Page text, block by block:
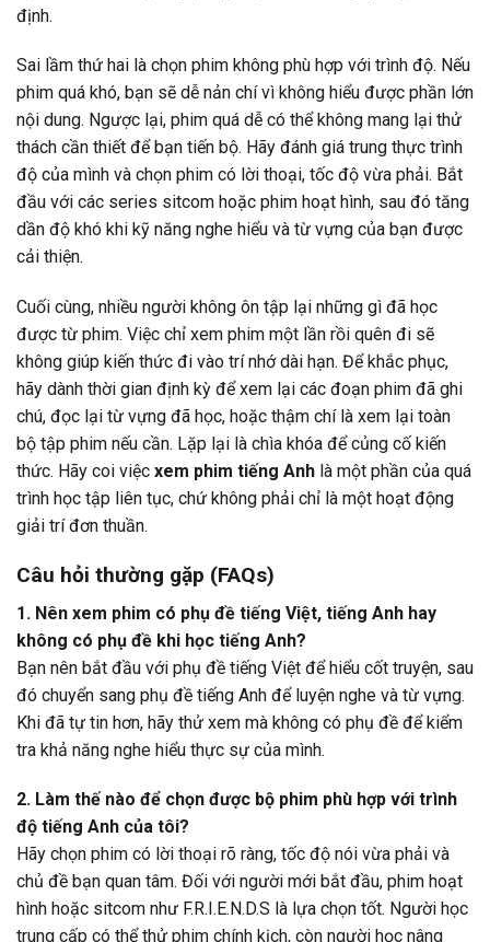
định.
Sai lầm thứ hai là chọn phim không phù hợp với trình độ. Nếu
phim quá khó, bạn sẽ dễ nản chí vì không hiểu được phần lớn
nội dung. Ngược lại, phim quá dễ có thể không mang lại thử
thách cần thiết để bạn tiến bộ. Hãy đánh giá trung thực trình
độ của mình và chọn phim có lời thoại, tốc độ vừa phải. Bắt
đầu với các series sitcom hoặc phim hoạt hình, sau đó tăng
dần độ khó khi kỹ năng nghe hiểu và từ vựng của bạn được
cải thiện.
Cuối cùng, nhiều người không ôn tập lại những gì đã học
được từ phim. Việc chỉ xem phim một lần rồi quên đi sẽ
không giúp kiến thức đi vào trí nhớ dài hạn. Để khắc phục,
hãy dành thời gian định kỳ để xem lại các đoạn phim đã ghi
chú, đọc lại từ vựng đã học, hoặc thậm chí là xem lại toàn
bộ tập phim nếu cần. Lặp lại là chìa khóa để củng cố kiến
thức. Hãy coi việc xem phim tiếng Anh là một phần của quá
trình học tập liên tục, chứ không phải chỉ là một hoạt động
giải trí đơn thuần.
Câu hỏi thường gặp (FAQs)
1. Nên xem phim có phụ đề tiếng Việt, tiếng Anh hay
không có phụ đề khi học tiếng Anh?
Bạn nên bắt đầu với phụ đề tiếng Việt để hiểu cốt truyện, sau
đó chuyển sang phụ đề tiếng Anh để luyện nghe và từ vựng.
Khi đã tự tin hơn, hãy thử xem mà không có phụ đề để kiểm
tra khả năng nghe hiểu thực sự của mình.
2. Làm thế nào để chọn được bộ phim phù hợp với trình
độ tiếng Anh của tôi?
Hãy chọn phim có lời thoại rõ ràng, tốc độ nói vừa phải và
chủ đề bạn quan tâm. Đối với người mới bắt đầu, phim hoạt
hình hoặc sitcom như F.R.I.E.N.D.S là lựa chọn tốt. Người học
trung cấp có thể thử phim chính kịch, còn người học nâng